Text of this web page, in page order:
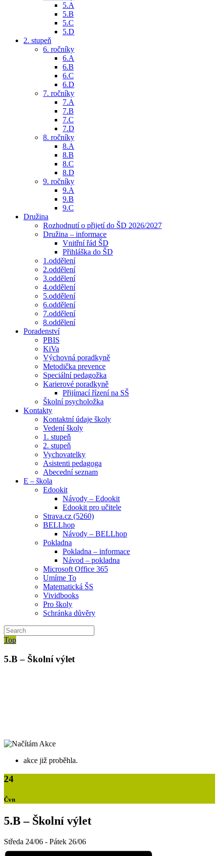
5.A
5.B
5.C
5.D
2. stupeň
6. ročníky
6.A
6.B
6.C
6.D
7. ročníky
7.A
7.B
7.C
7.D
8. ročníky
8.A
8.B
8.C
8.D
9. ročníky
9.A
9.B
9.C
Družina
Rozhodnutí o přijetí do ŠD 2026/2027
Družina – informace
Vnitřní řád ŠD
Přihláška do ŠD
1.oddělení
2.oddělení
3.oddělení
4.oddělení
5.oddělení
6.oddělení
7.oddělení
8.oddělení
Poradenství
PBIS
KiVa
Výchovná poradkyně
Metodička prevence
Speciální pedagožka
Karierové poradkyně
Přijímací řízení na SŠ
Školní psycholožka
Kontakty
Kontaktní údaje školy
Vedení školy
1. stupeň
2. stupeň
Vychovatelky
Asistenti pedagoga
Abecední seznam
E – škola
Edookit
Návody – Edookit
Edookit pro učitele
Strava.cz (5260)
BELLhop
Návody – BELLhop
Pokladna
Pokladna – informace
Návod – pokladna
Microsoft Office 365
Umíme To
Matematická ŠS
Vividbooks
Pro školy
Schránka důvěry
Top
5.B – Školní výlet
akce již proběhla.
24
Čvn
5.B – Školní výlet
Středa 24/06 - Pátek 26/06